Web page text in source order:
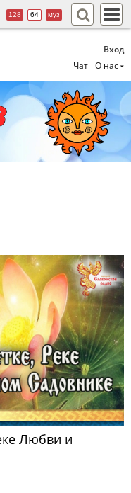
Вход
Чат
О нас
128 64 муз
Любви и